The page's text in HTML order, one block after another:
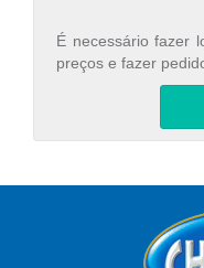
É necessário fazer
preços e fazer